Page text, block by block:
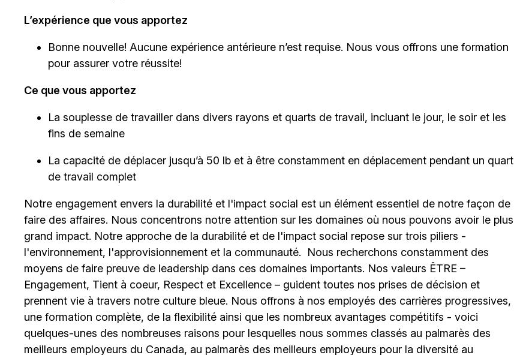
L’expérience que vous apportez
Bonne nouvelle! Aucune expérience antérieure n’est requise. Nous vous offrons une formation
pour assurer votre réussite!
Ce que vous apportez
La souplesse de travailler dans divers rayons et quarts de travail, incluant le jour, le soir et les
fins de semaine
La capacité de déplacer jusqu’à 50 lb et à être constamment en déplacement pendant un quart
de travail complet
Notre engagement envers la durabilité et l'impact social est un élément essentiel de notre façon de
faire des affaires. Nous concentrons notre attention sur les domaines où nous pouvons avoir le plus
grand impact. Notre approche de la durabilité et de l'impact social repose sur trois piliers -
l'environnement, l'approvisionnement et la communauté.
Nous recherchons constamment des
moyens de faire preuve de leadership dans ces domaines importants. Nos valeurs ÊTRE –
Engagement, Tient à coeur, Respect et Excellence – guident toutes nos prises de décision et
prennent vie à travers notre culture bleue. Nous offrons à nos employés des carrières progressives,
une formation complète, de la flexibilité ainsi que les nombreux avantages compétitifs - voici
quelques-unes des nombreuses raisons pour lesquelles nous sommes classés au palmarès des
meilleurs employeurs du Canada, au palmarès des meilleurs employeurs pour la diversité au